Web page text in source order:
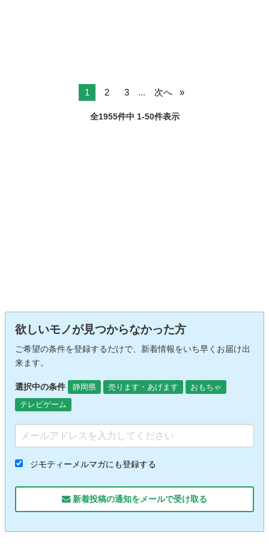
1 2 3 ... 次へ
全1955件中 1-50件表示
欲しいモノが見つからなかった方
ご希望の条件を登録するだけで、新着情報をいち早くお届け出
来ます。
選択中の条件 静岡県 売ります・あげます
おもちゃ
テレビゲーム
ジモティーメルマガにも登録する
新着投稿の通知をメールで受け取る